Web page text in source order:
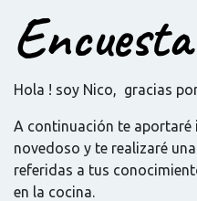
Hola ! soy Nico, gracias
A continuación te
novedoso y te realizaré
referidas a tus
en la cocina.